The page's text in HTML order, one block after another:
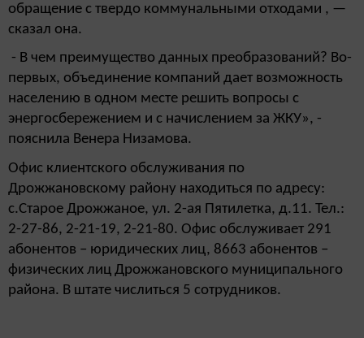
обращение с твердо коммунальными отходами , —
сказал она.
- В чем преимущество данных преобразований? Во-
первых, объединение компаний дает возможность
населению в одном месте решить вопросы с
энергосбережением и с начислением за ЖКУ», -
пояснила Венера Низамова.
Офис клиентского обслуживания по
Дрожжановскому району находиться по адресу:
с.Старое Дрожжаное, ул. 2-ая Пятилетка, д.11. Тел.:
2-27-86, 2-21-19, 2-21-80. Офис обслуживает 291
абонентов – юридических лиц, 8663 абонентов –
физических лиц Дрожжановского муниципального
района. В штате числиться 5 сотрудников.